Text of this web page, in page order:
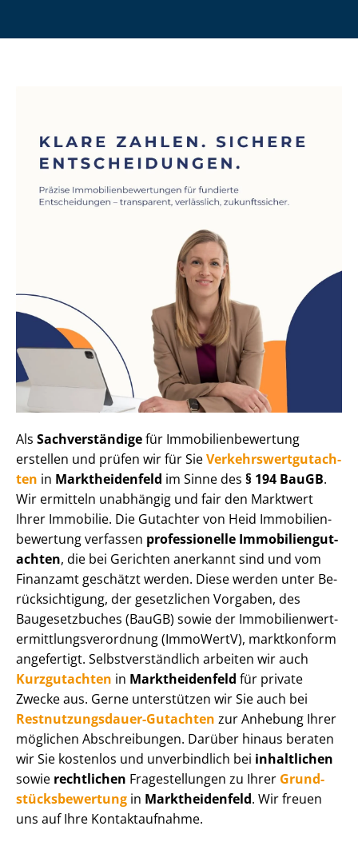
Als Sachverständigefür Im­mo­bi­li­en­be­wer­tung
erstellen und prüfen wir für SieVer­kehrs­wert­gut­ach­
ten in Marktheidenfeld im Sinne des § 194 BauGB.
Wir ermitteln unabhängig und fair den Marktwert
Ihrer Immobilie. Die Gutachter von Heid Im­mo­bi­li­en­
be­wer­tung verfassen professionelle Im­mo­bi­li­en­gut­
ach­ten, die bei Gerichten anerkannt sind und vom
Finanzamt geschätzt werden. Diese werden unter Be­
rück­sich­ti­gung, der gesetzlichen Vorgaben, des
Baugesetzbuches (BauGB) sowie der Im­mo­bi­li­en­wert­
ermitt­lungs­ver­ord­nung (ImmoWertV), marktkonform
angefertigt. Selbst­ver­ständ­lich arbeiten wir auch
Kurzgutachten in Marktheidenfeld für private
Zwecke aus. Gerne unterstützen wir Sie auch bei
Rest­nut­zungs­dau­er-Gutachten zur Anhebung Ihrer
möglichen Abschreibungen. Darüber hinaus beraten
wir Sie kostenlos und unverbindlich bei inhaltlichen
sowie rechtlichen Fragestellungen zu Ihrer Grund­
stücks­be­wer­tung in Marktheidenfeld. Wir freuen
uns auf Ihre Kontaktaufnahme.